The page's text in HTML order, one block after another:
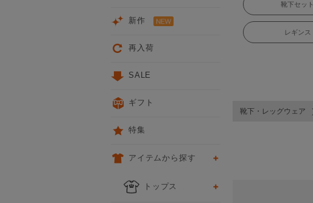
靴下セット
レギンス
靴下・レッグウェア
次
新作
再入荷
SALE
ギフト
特集
アイテムから探す
トップス